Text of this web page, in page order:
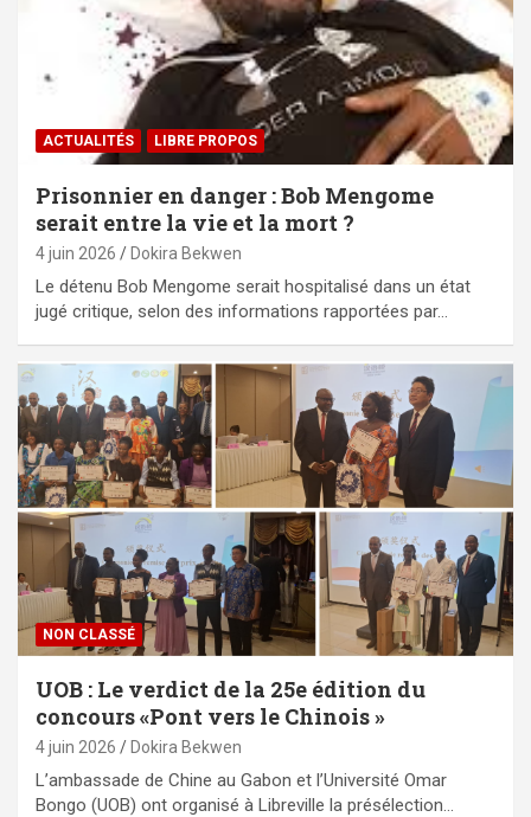
ACTUALITÉS LIBRE PROPOS
Prisonnier en danger : Bob Mengome
serait entre la vie et la mort ?
4 juin 2026 Dokira Bekwen
Le détenu Bob Mengome serait hospitalisé dans un état
jugé critique, selon des informations rapportées par…
NON CLASSÉ
UOB : Le verdict de la 25e édition du
concours «Pont vers le Chinois »
4 juin 2026 Dokira Bekwen
L’ambassade de Chine au Gabon et l’Université Omar
Bongo (UOB) ont organisé à Libreville la présélection…